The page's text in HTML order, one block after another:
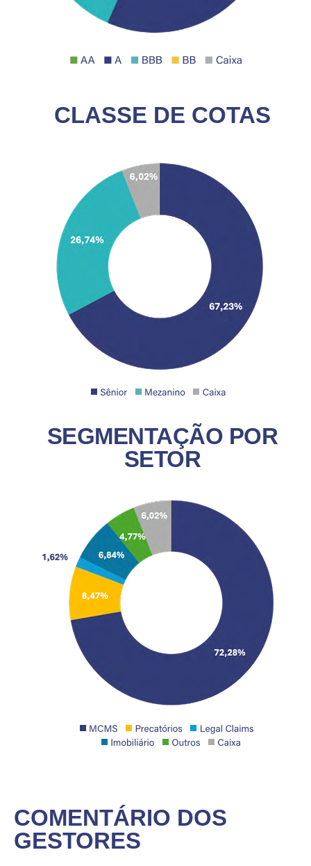
CLASSE DE COTAS
SEGMENTAÇÃO POR
SETOR
COMENTÁRIO DOS
GESTORES